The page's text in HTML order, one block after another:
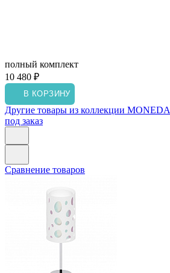
полный комплект
10 480 ₽
В КОРЗИНУ
Другие товары из коллекции MONEDA
под заказ
Сравнение товаров